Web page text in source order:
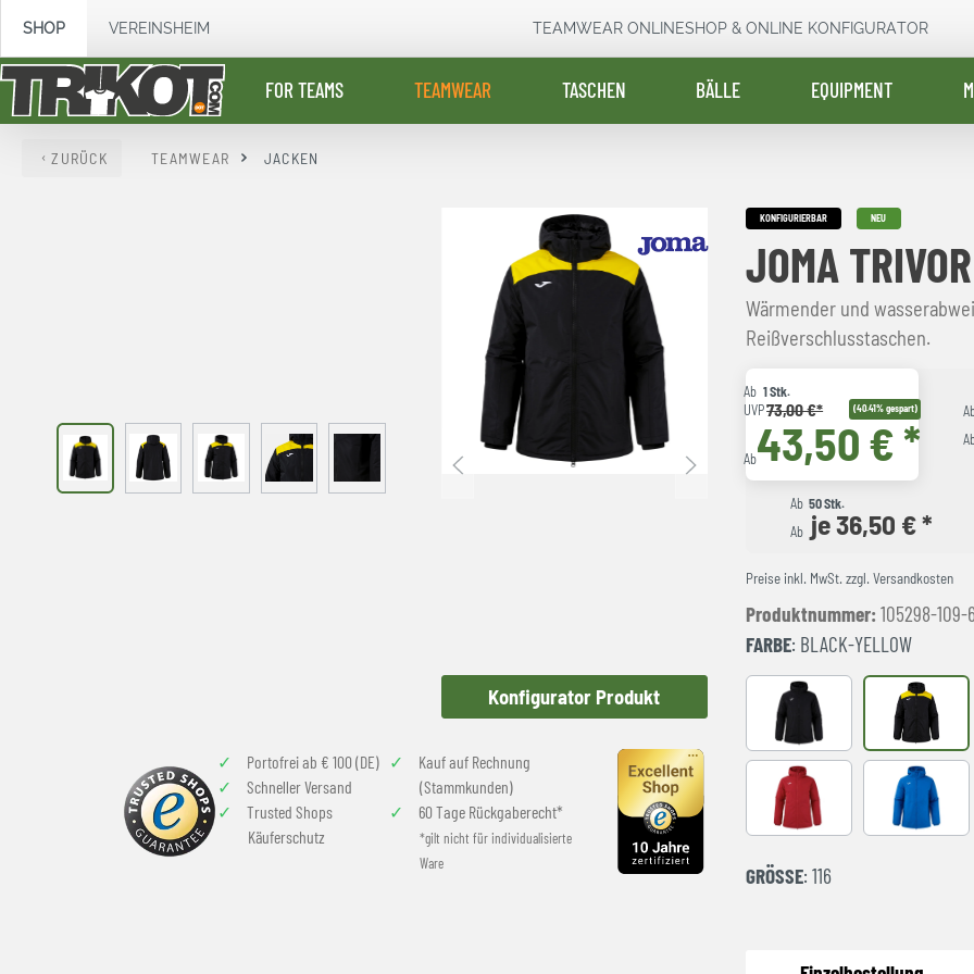
Zur Hauptnavigation springen
SHOP VEREINSHEIM TEAMWEAR ONLINESHOP & ONLINE KONFIGURATOR
FOR TEAMS TEAMWEAR TASCHEN BÄLLE EQUIPMENT
ZURÜCK TEAMWEAR JACKEN
Konfigurator Produkt
Portofrei ab € 100 (DE)
Schneller Versand
Trusted Shops
Käuferschutz
Kauf auf Rechnung
(Stammkunden)
60 Tage Rückgaberecht*
*gilt nicht für individualisierte
Ware
KONFIGURIERBAR NEU
JOMA
Wärmender und
Reißverschlusstaschen.
Ab 1 Stk.
UVP73,00 €* (40.41% gespart)
Ab43,50 € *
Ab 50 Stk.
Ab je 36,50 € *
Preise inkl. MwSt. zzgl. Versandkosten
Produktnummer: 105298-109-
FARBE: BLACK-YELLOW
Black BLACK-
RED royal
GRÖSSE : 116